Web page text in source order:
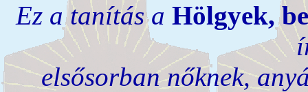
Ez a tanítás a Hölgyek,
elsősorban nőknek,